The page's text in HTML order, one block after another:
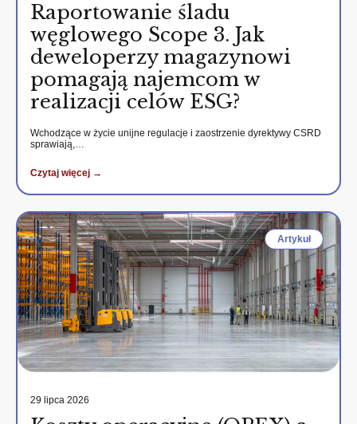
Raportowanie śladu
węglowego Scope 3. Jak
deweloperzy magazynowi
pomagają najemcom w
realizacji celów ESG?
Wchodzące w życie unijne regulacje i zaostrzenie dyrektywy CSRD
sprawiają,…
Czytaj więcej →
Artykuł
29 lipca 2026